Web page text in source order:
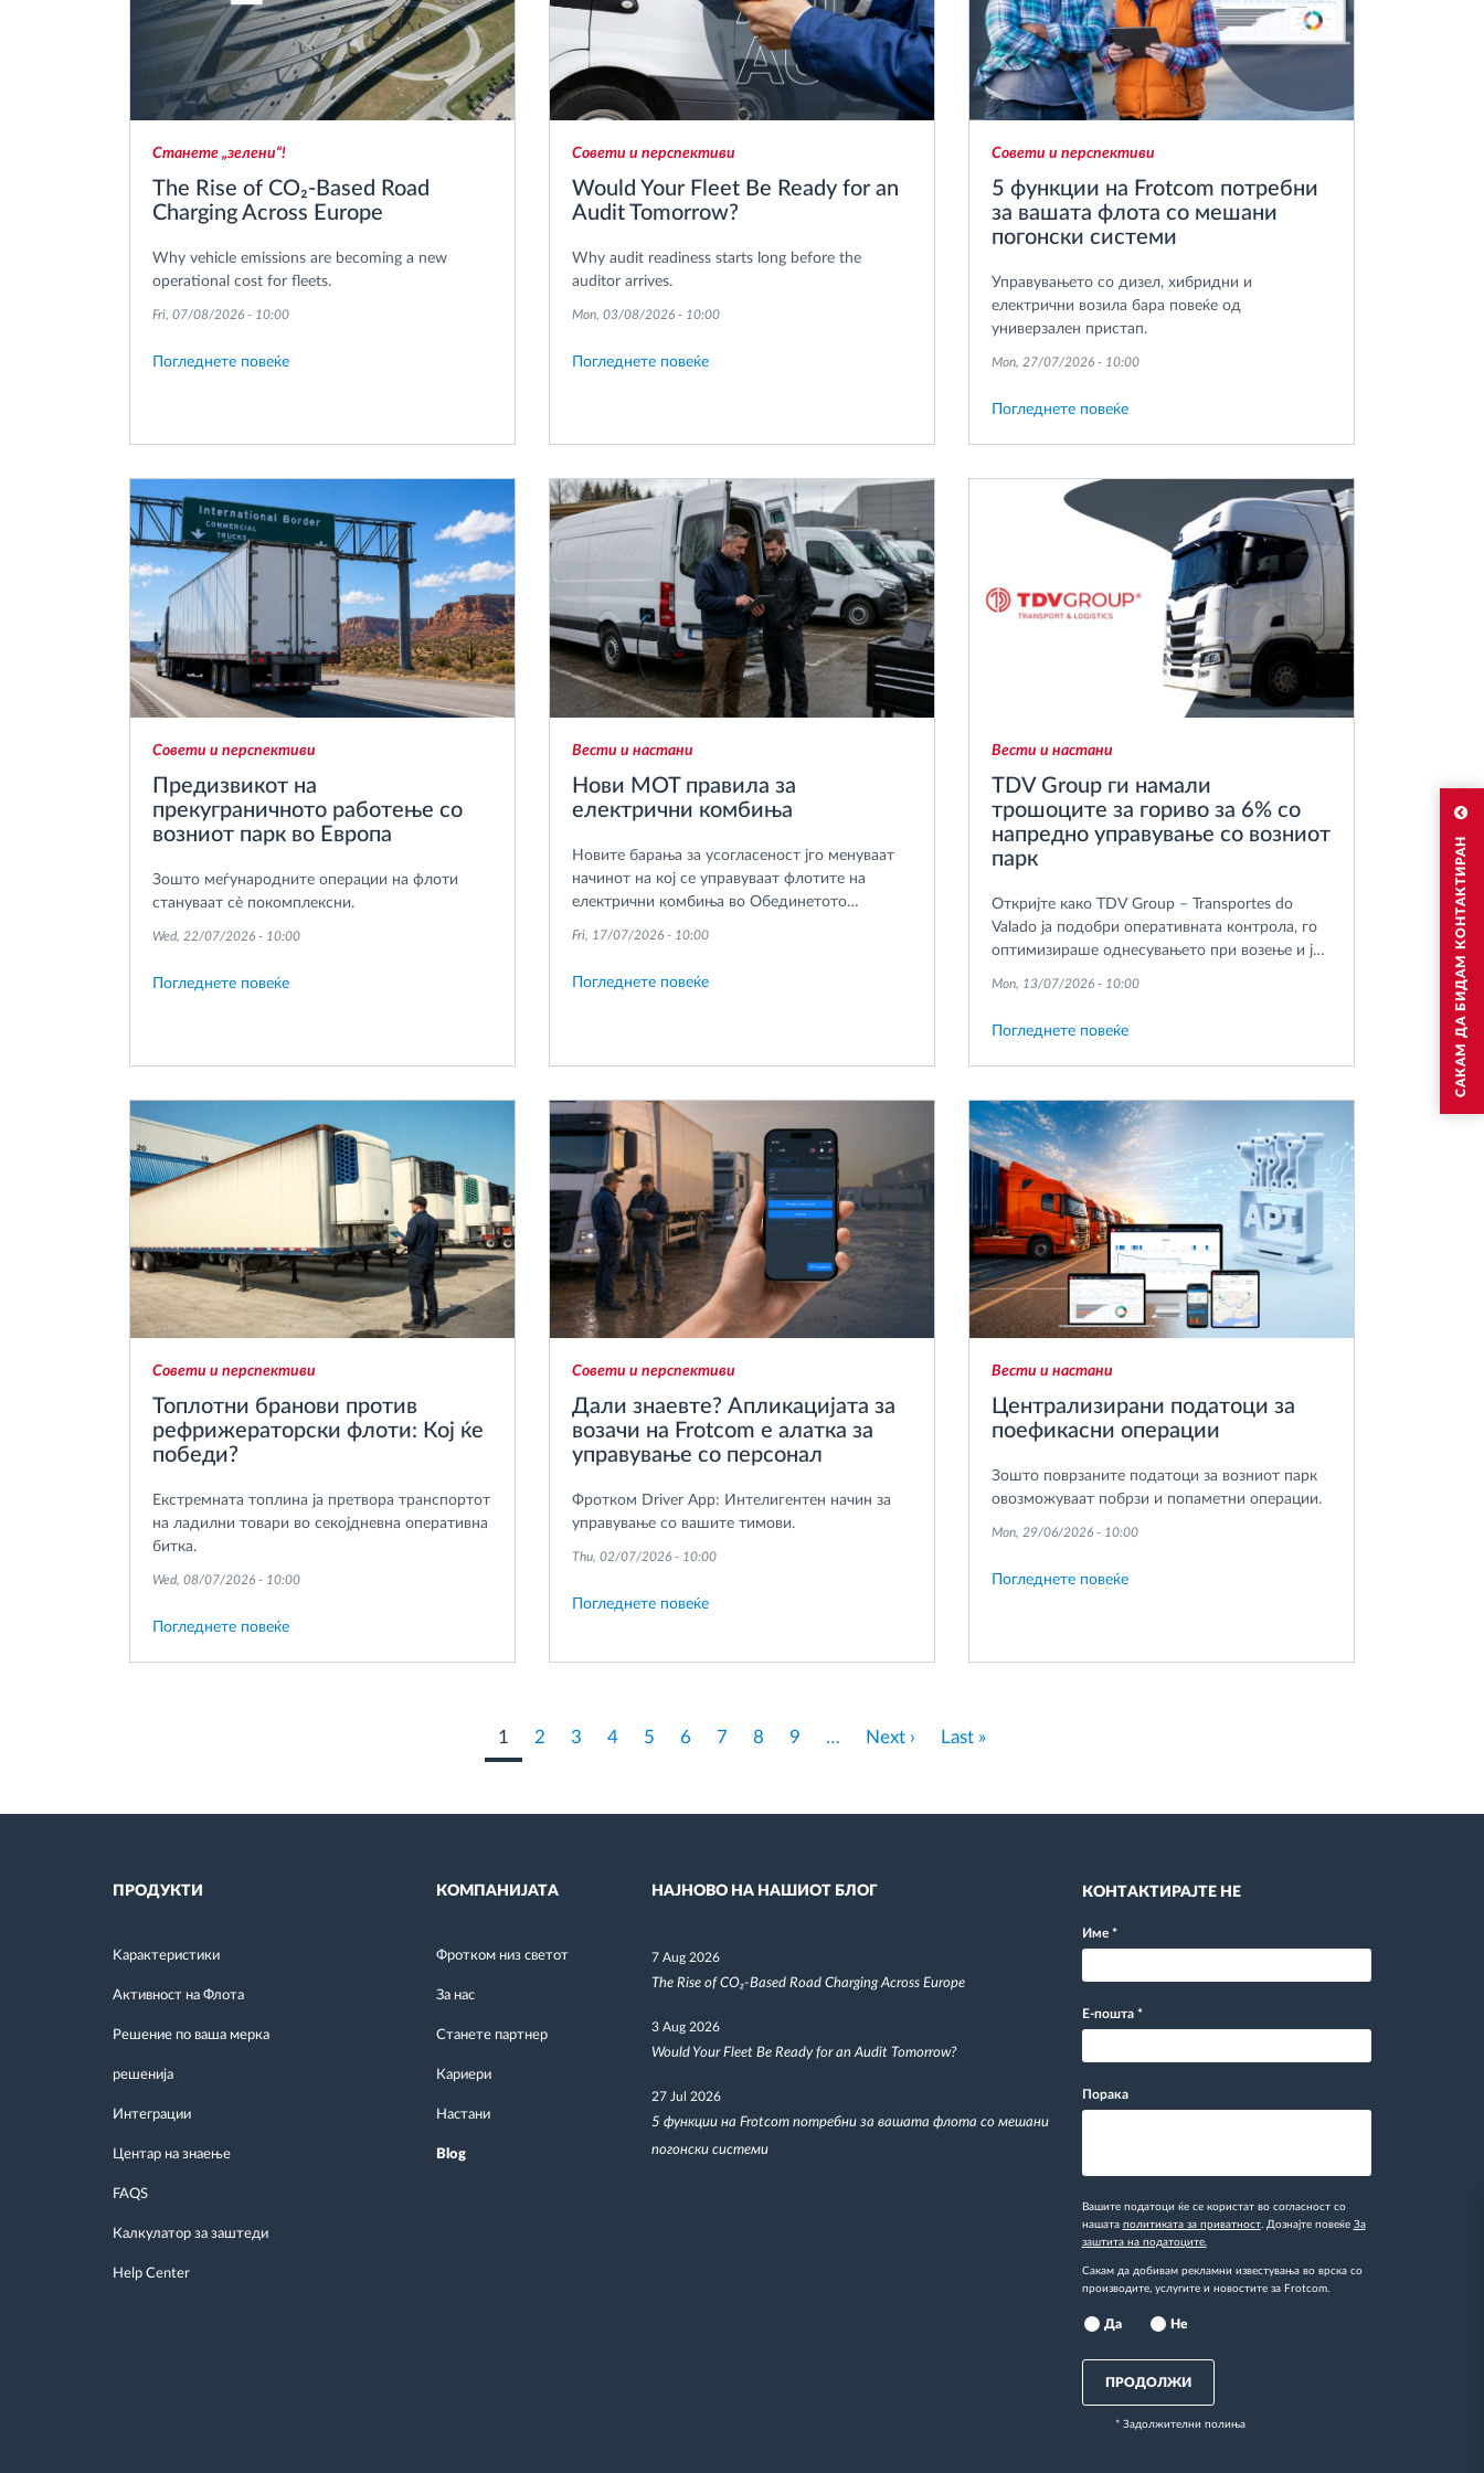
САКАМ ДА БИДАМ КОНТАКТИРАН
Станете „зелени“!
The Rise of CO₂-Based Road
Charging Across Europe
Why vehicle emissions are becoming a new
operational cost for fleets.
Fri, 07/08/2026 - 10:00
Погледнете повеќе
Совети и перспективи
Would Your Fleet Be Ready for an
Audit Tomorrow?
Why audit readiness starts long before the
auditor arrives.
Mon, 03/08/2026 - 10:00
Погледнете повеќе
Совети и перспективи
5 функции на Frotcom потребни
за вашата флота со мешани
погонски системи
Управувањето со дизел, хибридни и
електрични возила бара повеќе од
универзален пристап.
Mon, 27/07/2026 - 10:00
Погледнете повеќе
Совети и перспективи
Предизвикот на
прекуграничното работење со
возниот парк во Европа
Зошто меѓународните операции на флоти
стануваат сè покомплексни.
Wed, 22/07/2026 - 10:00
Погледнете повеќе
Вести и настани
Нови MOT правила за
електрични комбиња
Новите барања за усогласеност јго менуваат
начинот на кој се управуваат флотите на
електрични комбиња во Обединетото
Fri, 17/07/2026 - 10:00
Погледнете повеќе
Вести и настани
TDV Group ги намали
трошоците за гориво за 6% со
напредно управување со возниот
парк
Откријте како TDV Group – Transportes do
Valado ја подобри оперативната контрола, го
оптимизираше однесувањето при возење и ја
Mon, 13/07/2026 - 10:00
Погледнете повеќе
Совети и перспективи
Топлотни бранови против
рефрижераторски флоти: Кој ќе
победи?
Екстремната топлина ја претвора транспортот
на ладилни товари во секојдневна оперативна
битка.
Wed, 08/07/2026 - 10:00
Погледнете повеќе
Совети и перспективи
Дали знаевте? Апликацијата за
возачи на Frotcom е алатка за
управување со персонал
Фротком Driver App: Интелигентен начин за
управување со вашите тимови.
Thu, 02/07/2026 - 10:00
Погледнете повеќе
Вести и настани
Централизирани податоци за
поефикасни операции
Зошто поврзаните податоци за возниот парк
овозможуваат побрзи и попаметни операции.
Mon, 29/06/2026 - 10:00
Погледнете повеќе
Current
page
1 Página
2 Página
3 Página
4 Página
5 Página
6 Página
7 Página
8 Página
9 …
Next
Next ›
Last
Last »
ПРОДУКТИ
Kарактеристики
Активност на Флота
Решение по ваша мерка
решенија
Интеграции
Центар на знаење
FAQS
Калкулатор за заштеди
Help Center
КОМПАНИЈАТА
Фротком низ светот
За нас
Станете партнер
Кариери
Настани
Blog
НАЈНОВО НА НАШИОТ БЛОГ
7 Aug 2026
The Rise of CO₂-Based Road Charging Across Europe
3 Aug 2026
Would Your Fleet Be Ready for an Audit Tomorrow?
27 Jul 2026
5 функции на Frotcom потребни за вашата флота со мешани
погонски системи
КОНТАКТИРАЈТЕ НЕ
Име *
Е-пошта *
Порака
Вашите податоци ќе се користат во согласност со
нашата политиката за приватност. Дознајте повеќе За
заштита на податоците.
Сакам да добивам рекламни известувања во врска со
производите, услугите и новостите за Frotcom.
Да Не
ПРОДОЛЖИ
* Задолжителни полиња